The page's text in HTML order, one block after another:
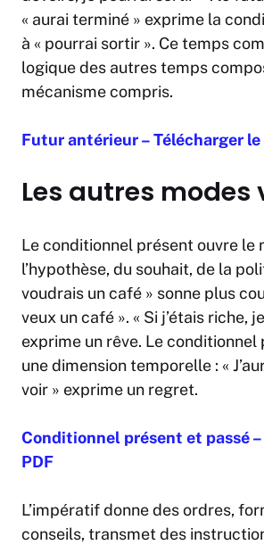
« aurai terminé » exprime la
à « pourrai sortir ». Ce temps
logique des autres temps
mécanisme compris.
Futur antérieur – Télécharger le
Les autres modes
Le conditionnel présent ouvre le
l’hypothèse, du souhait, de la
voudrais un café » sonne plus
veux un café ». « Si j’étais riche,
exprime un rêve. Le conditionnel
une dimension temporelle : «
voir » exprime un regret.
Conditionnel présent et passé
PDF
L’impératif donne des ordres,
conseils, transmet des